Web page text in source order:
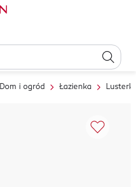
Dom i ogród Łazienka